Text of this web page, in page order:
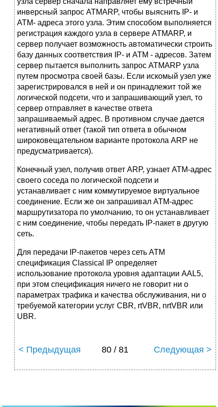
инверсный запрос ATMARP, чтобы выяснить IP- и
АТМ- адреса этого узла. Этим способом выполняется
регистрация каждого узла в сервере ATMARP, и
сервер получает возможность автоматически строить
базу данных соответствия IP- и АТМ - адресов. Затем
сервер пытается выполнить запрос ATMARP узла
путем просмотра своей базы. Если искомый узел уже
зарегистрировался в ней и он принадлежит той же
логической подсети, что и запрашивающий узел, то
сервер отправляет в качестве ответа
запрашиваемый адрес. В противном случае дается
негативный ответ (такой тип ответа в обычном
широковещательном варианте протокола ARP не
предусматривается).
Конечный узел, получив ответ ARP, узнает АТМ-адрес
своего соседа по логической подсети и
устанавливает с ним коммутируемое виртуальное
соединение. Если же он запрашивал АТМ-адрес
маршрутизатора по умолчанию, то он устанавливает
с ним соединение, чтобы передать IP-пакет в другую
сеть.
Для передачи IP-пакетов через сеть АТМ
спецификация Classical IP определяет
использование протокола уровня адаптации AAL5,
при этом спецификация ничего не говорит ни о
параметрах трафика и качества обслуживания, ни о
требуемой категории услуг CBR, rtVBR, nrtVBR или
UBR.
< Предыдущая 80 / 81 Следующая >